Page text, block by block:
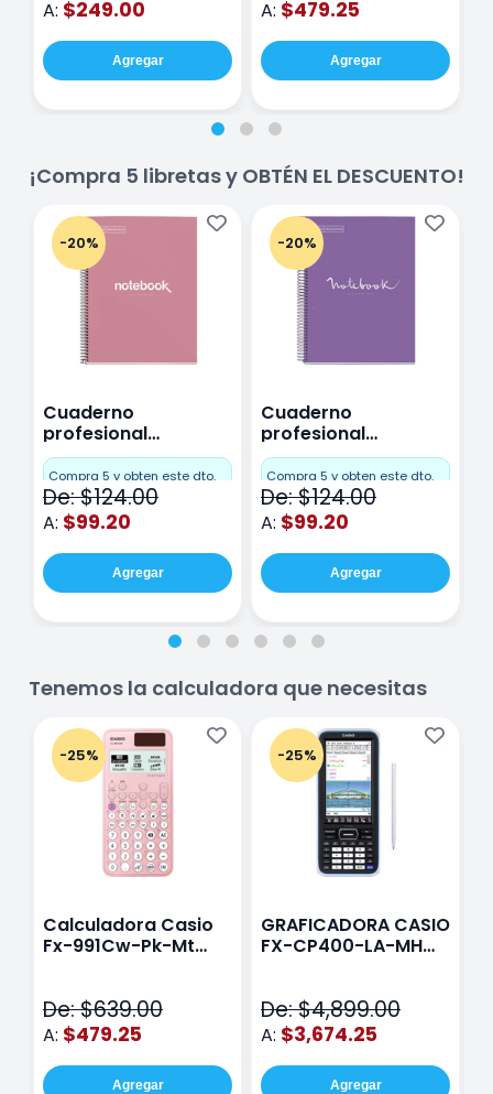
A: $249.00
Agregar
A: $479.25
Agregar
¡Compra 5 libretas y OBTÉN EL DESCUENTO!
-20%
Cuaderno
profesional
Miquelrius Emotions
Cuadro Chico 80
hojas Rosa
Compra 5 y obten este dto.
De: $124.00
A: $99.20
Agregar
-20%
Cuaderno
profesional
Miquelrius Emotions
raya 80 hojas
Purpura
Compra 5 y obten este dto.
De: $124.00
A: $99.20
Agregar
Tenemos la calculadora que necesitas
-25%
Calculadora Casio
Fx-991Cw-Pk-Mt
De: $639.00
A: $479.25
Agregar
-25%
GRAFICADORA CASIO
FX-CP400-LA-MH
De: $4,899.00
A: $3,674.25
Agregar